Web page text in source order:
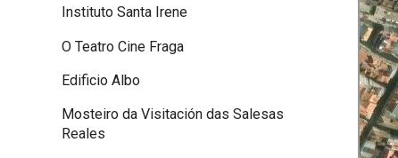
Instituto Santa Irene
O Teatro Cine Fraga
Edificio Albo
Mosteiro da Visitación das Salesas
Reales